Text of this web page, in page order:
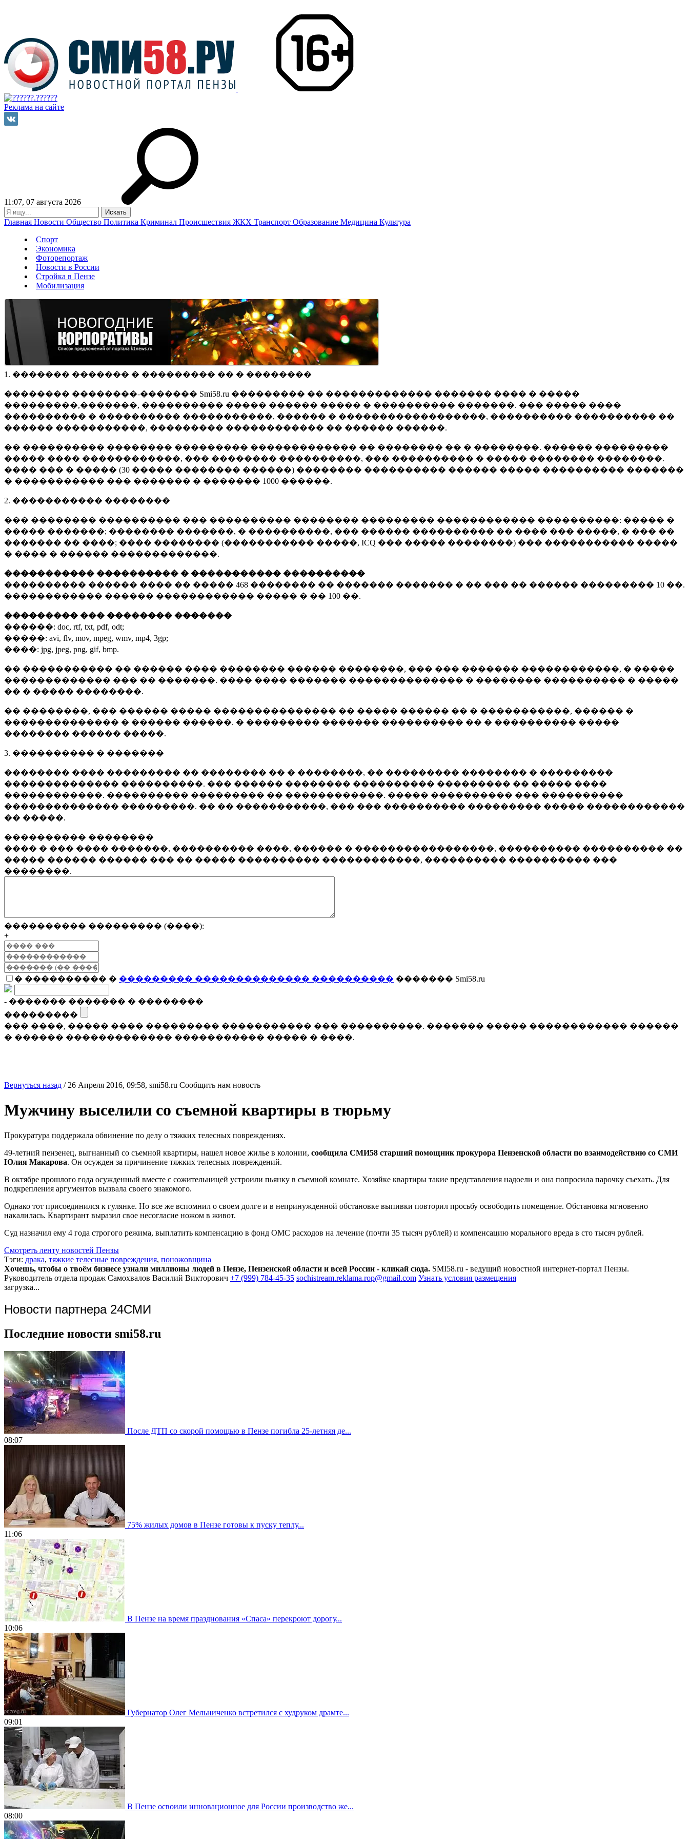
Реклама на сайте
11:07, 07 августа 2026
Главная Новости Общество Политика Криминал Происшествия ЖКХ Транспорт Образование Медицина Культура
Спорт
Экономика
Фоторепортаж
Новости в России
Стройка в Пензе
Мобилизация
1. ������� ������� � ��������� �� � ��������
�������� ��������-������� Smi58.ru ��������� �� ������������� ������� ���� � �����
���������,�������, ���������� ����� ������ ����� � ���������� �������. ��� ����� ����
���������� � ���������� �����������, ������ � ������������������, ���������� ���������� ��
������ �����������, ��������� ������������ �� ������ ������.
�� ���������� �������� ��������� ������������� �� �������� �� � ��������. ������ ���������
����� ���� ������������, ��� �������� ����������, ��� ���������� � ����� �������� ��������.
���� ��� � ����� (30 ����� �������� ������) �������� ���������� ������ ����� ���������� �������
� ����������� ��� ������� � ������� 1000 ������.
2. ����������� ��������
��� �������� ���������� ��� ���������� �������� ��������� ������������ ����������: ����� �
����� �������; �������� �������, � ����������, ��� ������ ���������� �� ���� ��� �����, � ��� ��
������� �� ����; ���� �������� (����������� �����, ICQ ��� ����� ��������) ��� ����������� �����
� ���� � ������ �������������.
����������� ���������� � ����������� ����������
���������� ������ ���� �� ����� 468 �������� �� ������� ������� � �� ��� �� ������ ��������� 10 ��.
������������ ������ ������������ ����� � �� 100 ��.
��������� ��� �������� �������
������: doc, rtf, txt, pdf, odt;
�����: avi, flv, mov, mpeg, wmv, mp4, 3gp;
����: jpg, jpeg, png, gif, bmp.
�� ����������� �� ������ ���� �������� ������ ��������, ��� ��� ������� ������������, � �����
������������� ��� �� �������. ���� ���� ������� �������������� � �������� ���������� � �����
�� � ����� ��������.
�� ��������, ��� ������ ����� ��������������� �� ����� ������ �� � �����������, ������ �
�������������� � ������ ������. � ��������� ������� ���������� �� � ���������� �����
�������� ������ �����.
3. ���������� � �������
�������� ���� ��������� �� �������� �� � ��������, �� ��������� �������� � ���������
�������������� ����������. ��� ������ �������� ���������� ��������� �� ����� ����
������������. ���������� ��������� �� ������������. ����� ���������� ��� ����������
�������������� ���������. �� �� �����������, ��� ��� ���������� ��������� ����� ������������
�� �����.
���������� ��������
���� � ��� ���� �������, ���������� ����, ������ � �����������������, ���������� ���������� ��
����� ������ ������ ��� �� ����� ���������� ������������, ���������� ���������� ���
��������.
���������� ��������� (����):
+
� ���������� � ��������� �������������� ���������� ������� Smi58.ru
- ������� ������� � ��������
���������
��� ����, ����� ���� ��������� ����������� ��� ����������. ������� ����� ������������ ������
� ������ ������������� ����������� ����� � ����.
Вернуться назад / 26 Апреля 2016, 09:58, smi58.ru Сообщить нам новость
Мужчину выселили со съемной квартиры в тюрьму
Прокуратура поддержала обвинение по делу о тяжких телесных повреждениях.
49-летний пензенец, выгнанный со съемной квартиры, нашел новое жилье в колонии, сообщила СМИ58 старший помощник прокурора Пензенской области по взаимодействию со СМИ
Юлия Макарова. Он осужден за причинение тяжких телесных повреждений.
В октябре прошлого года осужденный вместе с сожительницей устроили пьянку в съемной комнате. Хозяйке квартиры такие представления надоели и она попросила парочку съехать. Для
подкрепления аргументов вызвала своего знакомого.
Однако тот присоединился к гулянке. Но все же вспомнил о своем долге и в непринужденной обстановке выпивки повторил просьбу освободить помещение. Обстановка мгновенно
накалилась. Квартирант выразил свое несогласие ножом в живот.
Суд назначил ему 4 года строгого режима, выплатить компенсацию в фонд ОМС расходов на лечение (почти 35 тысяч рублей) и компенсацию морального вреда в сто тысяч рублей.
Смотреть ленту новостей Пензы
Тэги: драка, тяжкие телесные повреждения, поножовщина
Хочешь, чтобы о твоём бизнесе узнали миллионы людей в Пензе, Пензенской области и всей России - кликай сюда. SMI58.ru - ведущий новостной интернет-портал Пензы.
Руководитель отдела продаж Самохвалов Василий Викторович +7 (999) 784-45-35 sochistream.reklama.rop@gmail.com Узнать условия размещения
загрузка...
Новости партнера 24СМИ
Последние новости smi58.ru
После ДТП со скорой помощью в Пензе погибла 25-летняя де...
08:07
75% жилых домов в Пензе готовы к пуску теплу...
11:06
В Пензе на время празднования «Спаса» перекроют дорогу...
10:06
Губернатор Олег Мельниченко встретился с худруком драмте...
09:01
В Пензе освоили инновационное для России производство же...
08:00